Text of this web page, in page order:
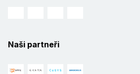
Naši partneři